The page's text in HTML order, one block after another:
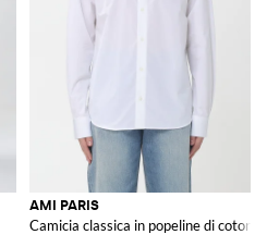
AMI PARIS
Camicia classica in popeline di cotone